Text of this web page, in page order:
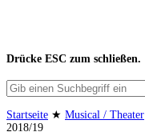
Drücke ESC zum schließen.
Startseite ★ Musical / Theater
2018/19